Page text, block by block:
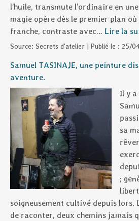
l’huile, transmute l’ordinaire en
magie opère dès le premier plan
franche, contraste avec… Lire la
Source: Secrets d'atelier | Publié le : 25/
Samuel TASINAJE, une peinture
aventure.
Il y
sa
;
soigneusement cultivé depuis lors.
de raconter, deux chemins jamais